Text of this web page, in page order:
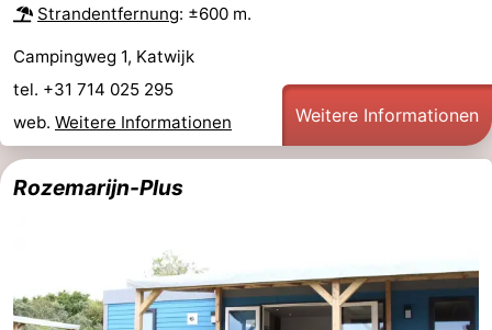
Strandentfernung: ±600 m.
Campingweg 1, Katwijk
tel. +31 714 025 295
web. Weitere Informationen Weitere Informationen
Rozemarijn-Plus